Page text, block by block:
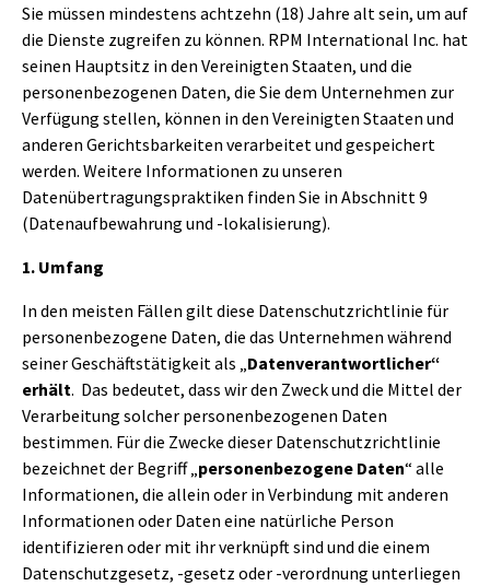
Sie müssen mindestens achtzehn (18) Jahre alt sein, um auf
die Dienste zugreifen zu können. RPM International Inc. hat
seinen Hauptsitz in den Vereinigten Staaten, und die
personenbezogenen Daten, die Sie dem Unternehmen zur
Verfügung stellen, können in den Vereinigten Staaten und
anderen Gerichtsbarkeiten verarbeitet und gespeichert
werden. Weitere Informationen zu unseren
Datenübertragungspraktiken finden Sie in Abschnitt 9
(Datenaufbewahrung und -lokalisierung).
1. Umfang
In den meisten Fällen gilt diese Datenschutzrichtlinie für
personenbezogene Daten, die das Unternehmen während
seiner Geschäftstätigkeit als „ Datenverantwortlicher“
erhält. Das bedeutet, dass wir den Zweck und die Mittel der
Verarbeitung solcher personenbezogenen Daten
bestimmen. Für die Zwecke dieser Datenschutzrichtlinie
bezeichnet der Begriff „ personenbezogene Daten“ alle
Informationen, die allein oder in Verbindung mit anderen
Informationen oder Daten eine natürliche Person
identifizieren oder mit ihr verknüpft sind und die einem
Datenschutzgesetz, -gesetz oder -verordnung unterliegen